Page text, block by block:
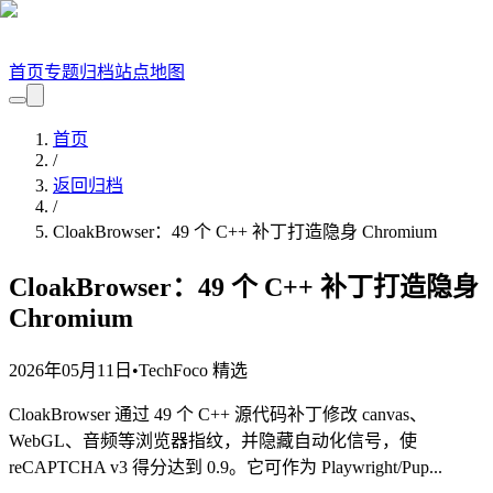
首页专题归档站点地图
首页
/
返回归档
/
CloakBrowser：49 个 C++ 补丁打造隐身 Chromium
CloakBrowser：49 个 C++ 补丁打造隐身
Chromium
2026年05月11日 •TechFoco 精选
CloakBrowser 通过 49 个 C++ 源代码补丁修改 canvas、
WebGL、音频等浏览器指纹，并隐藏自动化信号，使
reCAPTCHA v3 得分达到 0.9。它可作为 Playwright/Pup...